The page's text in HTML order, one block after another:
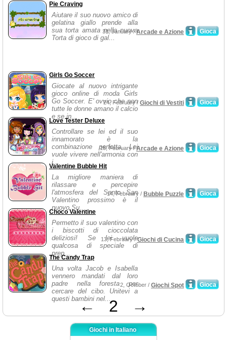
Pie Craving
Aiutare il suo nuovo amico di
gelatina giallo prende alla
sua torta amata nella nuova
Torta di gioco di gal...
Gioca
31, January /Arcade e Azione
Girls Go Soccer
Giocate al nuovo intrigante
gioco online di moda Girls
Go Soccer. E' ovvio che non
tutte le donne amano il calcio
e se in...
Gioca
24, February / Giochi di Vestiti
Love Tester Deluxe
Controllare se lei ed il suo
innamorato è la
combinazione perfetta. Lei
vuole vivere nell'armonia con
i...
Gioca
15, February /Arcade e Azione
Valentine Bubble Hit
La migliore maniera di
rilassare e percepire
l'atmosfera del Santo San
Valentino prossimo è il
nuovo Su...
Gioca
14, February / Bubble Puzzle
Choco Valentine
Permetto il suo valentino con
i biscotti di cioccolata
deliziosi! Se lei vuole
qualcosa di speciale di
prep...
Gioca
13, February /Giochi di Cucina
The Candy Trap
Una volta Jacob e Isabella
vennero mandati dal loro
padre nella foresta per
cercare del cibo. Unitevi a
questi bambini nel...
Gioca
2, October / Giochi Spot
← 2 →
Giochi in Italiano